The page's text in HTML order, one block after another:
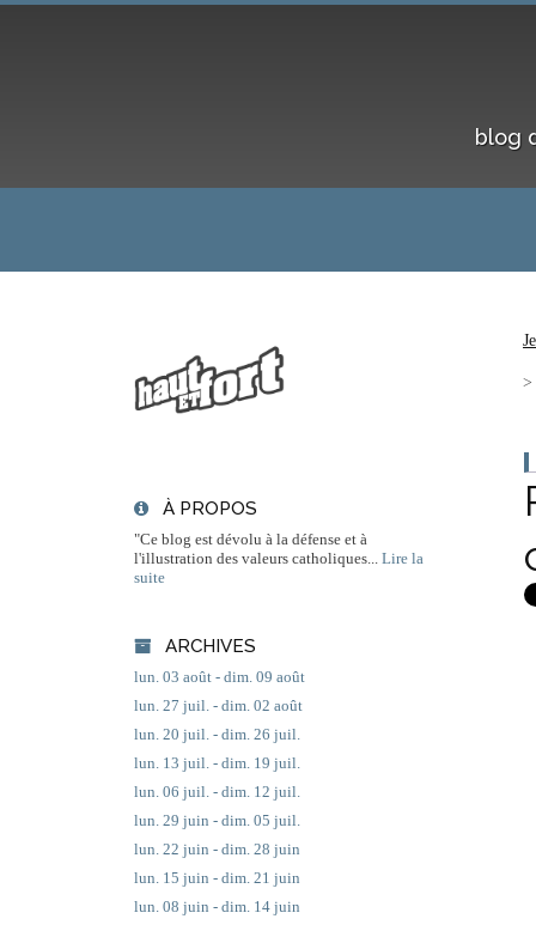
blog
À PROPOS
"Ce blog est dévolu à la défense et à
l'illustration des valeurs catholiques...
Lire la
suite
ARCHIVES
lun. 03 août - dim. 09 août
lun. 27 juil. - dim. 02 août
lun. 20 juil. - dim. 26 juil.
lun. 13 juil. - dim. 19 juil.
lun. 06 juil. - dim. 12 juil.
lun. 29 juin - dim. 05 juil.
lun. 22 juin - dim. 28 juin
lun. 15 juin - dim. 21 juin
lun. 08 juin - dim. 14 juin